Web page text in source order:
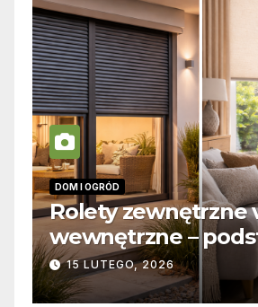
INFORMACJE
Zabicie
jak wygląda
19 PAŹDZIERNIKA,